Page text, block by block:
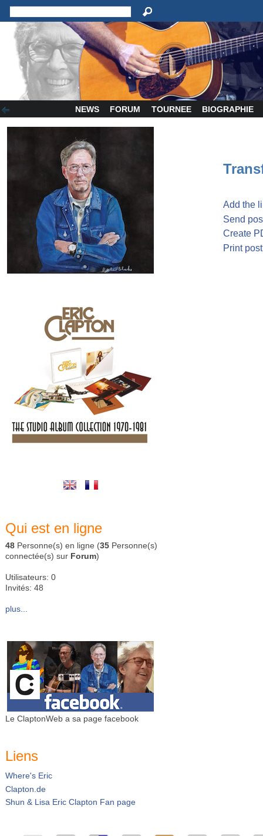
NEWS FORUM TOURNEE BIOGRAPHIE
Qui est en ligne
48 Personne(s) en ligne (35 Personne(s)
connectée(s) sur Forum)
Utilisateurs: 0
Invités: 48
plus...
Le ClaptonWeb a sa page facebook
Liens
Where's Eric
Clapton.de
Shun & Lisa Eric Clapton Fan page
Add the
Send
Create
Print post